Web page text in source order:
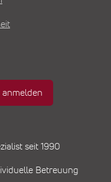
seit 1990
Betreuung